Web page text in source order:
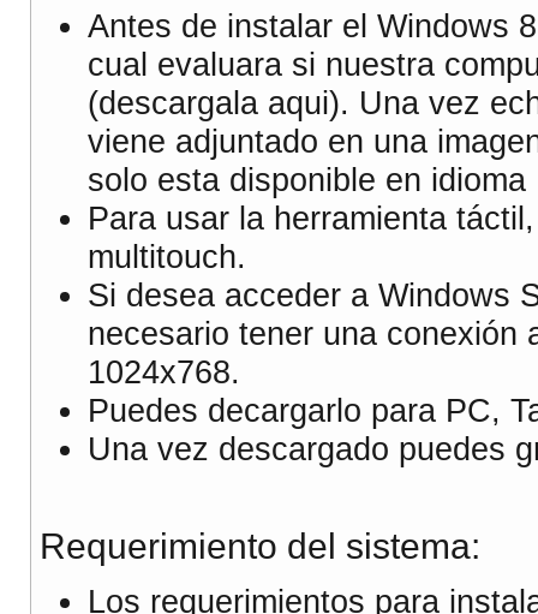
Antes de instalar el Windows
cual evaluara si nuestra
(descargala aqui). Una vez
viene adjuntado en una
solo esta disponible en
Para usar la herramienta
multitouch.
Si desea acceder a Windows
necesario tener una conexión
1024x768.
Puedes decargarlo para PC,
Una vez descargado puedes
Requerimiento del sistema:
Los requerimientos para